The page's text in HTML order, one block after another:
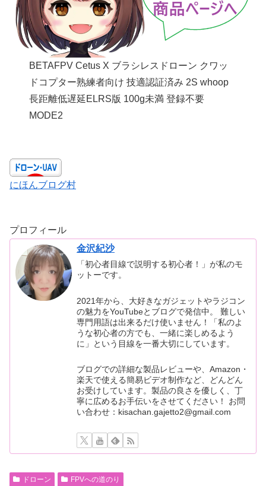
BETAFPV Cetus X ブラシレスドローン クワッ
ドコプター熟練者向け 技適認証済み 2S whoop
長距離低遅延ELRS版 100g未満 登録不要
MODE2
にほんブログ村
プロフィール
金沢紀沙
「初心者目線で説明する初心者！」が私のモ
ットーです。
2021年から、大好きなガジェットやラジコン
の魅力をYouTubeとブログで発信中。 難しい
専門用語は出来るだけ使いません！「私のよ
うな初心者の方でも、一緒に楽しめるよう
に」という目線を一番大切にしています。
ブログでの詳細な製品レビューや、Amazon・
楽天で使える簡易ビデオ制作など、どんどん
お受けしています。製品の良さを優しく、丁
寧に広めるお手伝いをさせてください！ お問
い合わせ：kisachan.gajetto2@gmail.com
ドローン FPVへの道のり